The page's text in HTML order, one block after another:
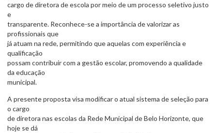
cargo de diretora de escola por meio de um processo seletivo justo
e
transparente. Reconhece-se a importância de valorizar as
profissionais que
já atuam na rede, permitindo que aquelas com experiência e
qualificação
possam contribuir com a gestão escolar, promovendo a qualidade
da educação
municipal.
A presente proposta visa modificar o atual sistema de seleção para
o cargo
de diretora nas escolas da Rede Municipal de Belo Horizonte, que
hoje se dá